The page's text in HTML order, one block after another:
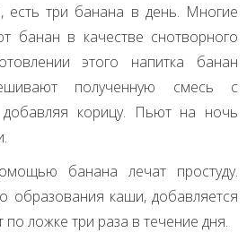
есть три банана в день. Многие
банан в качестве снотворного
этого напитка банан
полученную смесь с
корицу. Пьют на ночь
банана лечат простуду.
образования каши, добавляется
ложке три раза в течение дня.